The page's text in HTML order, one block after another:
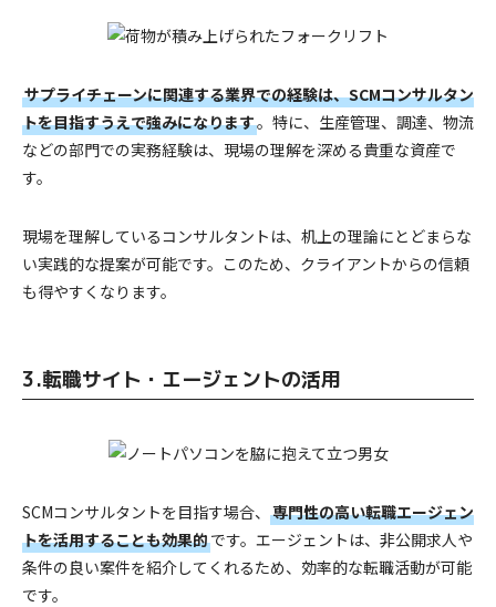
サプライチェーンに関連する業界での経験は、SCMコンサルタン
トを目指すうえで強みになります。特に、生産管理、調達、物流
などの部門での実務経験は、現場の理解を深める貴重な資産で
す。
現場を理解しているコンサルタントは、机上の理論にとどまらな
い実践的な提案が可能です。このため、クライアントからの信頼
も得やすくなります。
3.転職サイト・エージェントの活用
SCMコンサルタントを目指す場合、 専門性の高い転職エージェン
トを活用することも効果的です。エージェントは、非公開求人や
条件の良い案件を紹介してくれるため、効率的な転職活動が可能
です。